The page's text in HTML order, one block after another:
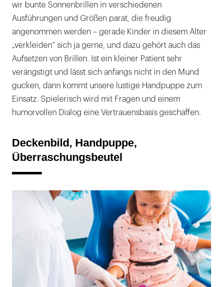
wir bunte Sonnenbrillen in verschiedenen
Ausführungen und Größen parat, die freudig
angenommen werden – gerade Kinder in diesem Alter
„verkleiden“ sich ja gerne, und dazu gehört auch das
Aufsetzen von Brillen. Ist ein kleiner Patient sehr
verängstigt und lässt sich anfangs nicht in den Mund
gucken, dann kommt unsere lustige Handpuppe zum
Einsatz. Spielerisch wird mit Fragen und einem
humorvollen Dialog eine Vertrauensbasis geschaffen.
Deckenbild, Handpuppe,
Überraschungsbeutel